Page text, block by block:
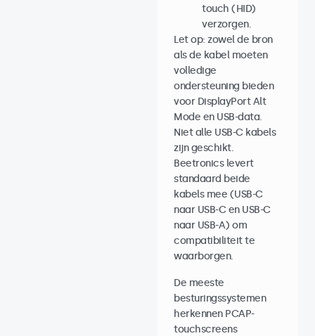
touch (HID)
verzorgen.
Let op: zowel de bron
als de kabel moeten
volledige
ondersteuning bieden
voor DisplayPort Alt
Mode en USB-data.
Niet alle USB-C kabels
zijn geschikt.
Beetronics levert
standaard beide
kabels mee (USB-C
naar USB-C en USB-C
naar USB-A) om
compatibiliteit te
waarborgen.
De meeste
besturingssystemen
herkennen PCAP-
touchscreens